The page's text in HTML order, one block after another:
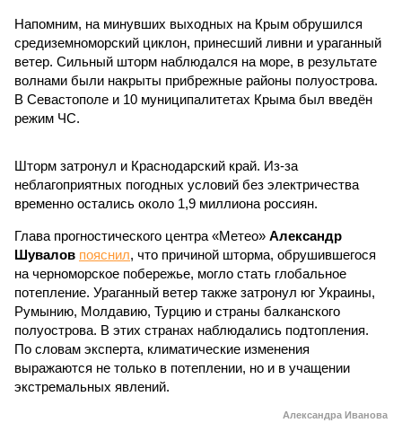
Напомним, на минувших выходных на Крым обрушился
средиземноморский циклон, принесший ливни и ураганный
ветер. Сильный шторм наблюдался на море, в результате
волнами были накрыты прибрежные районы полуострова.
В Севастополе и 10 муниципалитетах Крыма был введён
режим ЧС.
Шторм затронул и Краснодарский край. Из-за
неблагоприятных погодных условий без электричества
временно остались около 1,9 миллиона россиян.
Глава прогностического центра «Метео» Александр
Шувалов пояснил, что причиной шторма, обрушившегося
на черноморское побережье, могло стать глобальное
потепление. Ураганный ветер также затронул юг Украины,
Румынию, Молдавию, Турцию и страны балканского
полуострова. В этих странах наблюдались подтопления.
По словам эксперта, климатические изменения
выражаются не только в потеплении, но и в учащении
экстремальных явлений.
Александра Иванова